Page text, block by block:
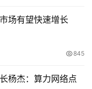
场有望快速增长
845
杨杰：算力网络点